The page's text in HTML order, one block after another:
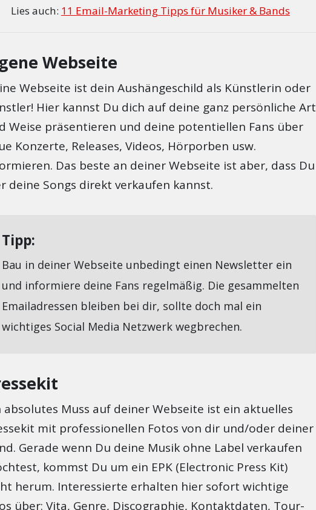
Lies auch: 11 Email-Marketing Tipps für Musiker & Bands
Webseite
Webseite ist dein Aushängeschild als Künstlerin oder
Hier kannst Du dich auf deine ganz persönliche Art
Weise präsentieren und deine potentiellen Fans über
Konzerte, Releases, Videos, Hörporben usw.
Das beste an deiner Webseite ist aber, dass Du
deine Songs direkt verkaufen kannst.
Tipp:
Bau in deiner Webseite unbedingt einen Newsletter ein
und informiere deine Fans regelmäßig. Die gesammelten
Emailadressen bleiben bei dir, sollte doch mal ein
wichtiges Social Media Netzwerk wegbrechen.
absolutes Muss auf deiner Webseite ist ein aktuelles
mit professionellen Fotos von dir und/oder deiner
Gerade wenn Du deine Musik ohne Label verkaufen
kommst Du um ein EPK (Electronic Press Kit)
herum. Interessierte erhalten hier sofort wichtige
über: Vita, Genre, Discographie, Kontaktdaten, Tour-